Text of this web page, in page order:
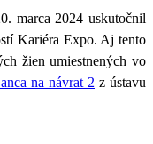
marca 2024 uskutočnil
Kariéra Expo. Aj tento
žien umiestnených vo
na návrat 2 z ústavu